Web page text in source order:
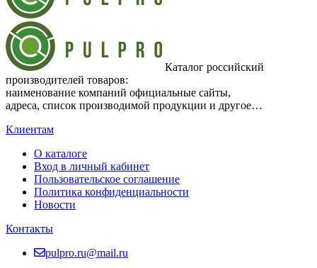
Каталог российский
производителей товаров:
наименование компаний официальные сайты,
адреса, список производимой продукции и другое…
Клиентам
О каталоге
Вход в личный кабинет
Пользовательское соглашение
Политика конфиденциальности
Новости
Контакты
pulpro.ru@mail.ru